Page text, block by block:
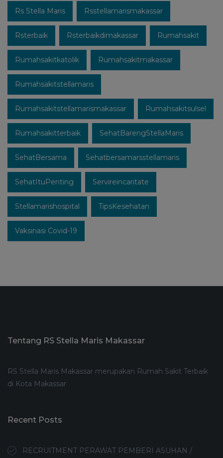
Rs Stella Maris Rsstellamarismakassar
Rsterbaik Rsterbaikdimakassar Rumahsakit
Rumahsakitkatolik Rumahsakitmakassar
Rumahsakitstellamaris
Rumahsakitstellamarismakassar Rumahsakitsulsel
Rumahsakitterbaik SehatBarengStellaMaris
SehatBersama Sehatbersamarsstellamaris
SehatItuPenting Servireincaritate
Stellamarishospital TipsKesehatan
Vaksinasi Covid-19
Tentang RS Stella Maris Makassar
RS Stella Maris Makassar merupakan Rumah Sakit Terbaik
di Kota Makassar
Recent Posts
RECRUITMENT PERAWAT PEMBERI ASUHAN /